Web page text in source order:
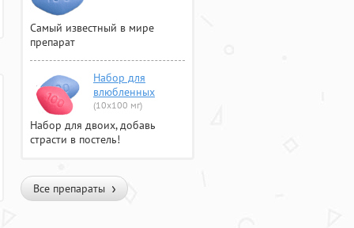
Самый известный в мире
препарат
Набор для
влюбленных
(10х100 мг)
Набор для двоих, добавь
страсти в постель!
Все препараты